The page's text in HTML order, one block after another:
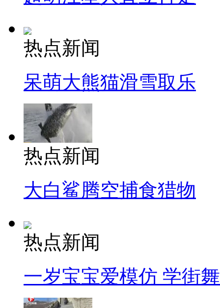
热点新闻
呆萌大熊猫滑雪取乐
热点新闻
大白鲨腾空捕食猎物
热点新闻
一岁宝宝爱模仿 学街